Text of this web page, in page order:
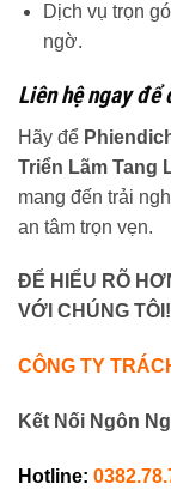
Dịch vụ trọn
ngờ.
Liên hệ ngay
Hãy để
Triển Lãm Tang
mang đến trải
an tâm trọn vẹn.
ĐỂ HIỂU RÕ
VỚI CHÚNG TÔI!
CÔNG TY
Kết Nối Ngôn
Hotline: